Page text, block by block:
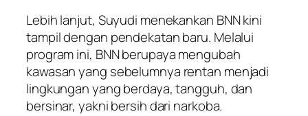
Lebih lanjut, Suyudi menekankan BNN kini
tampil dengan pendekatan baru. Melalui
program ini, BNN berupaya mengubah
kawasan yang sebelumnya rentan menjadi
lingkungan yang berdaya, tangguh, dan
bersinar, yakni bersih dari narkoba.